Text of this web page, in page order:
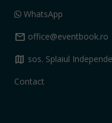
WhatsApp
mail office@eventbook.ro
map sos. Splaiul
Contact